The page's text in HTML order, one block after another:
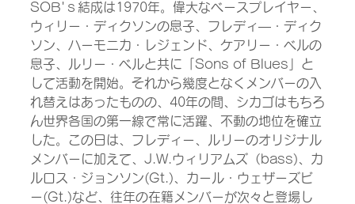
SOB'ｓ結成は1970年。偉大なベースプレイヤー、
ウィリー・ディクソンの息子、フレディ―・ディク
ソン、ハーモニカ・レジェンド、ケアリー・ベルの
息子、ルリー・ベルと共に「Sons of Blues」と
して活動を開始。それから幾度となくメンバーの入
れ替えはあったものの、40年の間、シカゴはもちろ
ん世界各国の第一線で常に活躍、不動の地位を確立
した。この日は、フレディー、ルリーのオリジナル
メンバーに加えて、J.W.ウィリアムズ（bass)、カ
ルロス・ジョンソン(Gt.)、カール・ウェザーズビ
ー(Gt.)など、往年の在籍メンバーが次々と登場し